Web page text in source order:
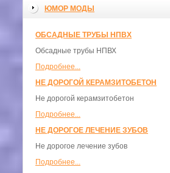
ЮМОР МОДЫ
ОБСАДНЫЕ ТРУБЫ НПВХ
Обсадные трубы НПВХ
Подробнее...
НЕ ДОРОГОЙ КЕРАМЗИТОБЕТОН
Не дорогой керамзитобетон
Подробнее...
НЕ ДОРОГОЕ ЛЕЧЕНИЕ ЗУБОВ
Не дорогое лечение зубов
Подробнее...